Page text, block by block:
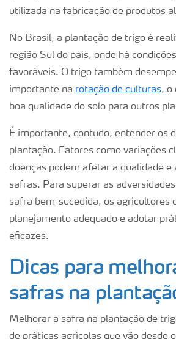
utilizada na fabricação de produtos
No Brasil, a plantação de trigo é
região Sul do país, onde há
favoráveis. O trigo também
importante na rotação de culturas, o
boa qualidade do solo para outros
É importante, contudo, entender os
plantação. Fatores como variações
doenças podem afetar a qualidade e
safras. Para superar as
safra bem-sucedida, os agricultores
planejamento adequado e adotar
eficazes.
Dicas para
safras na
Melhorar a safra na plantação de
de práticas agrícolas que vão desde